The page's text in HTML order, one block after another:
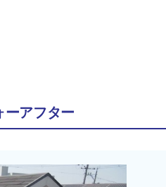
ーアフター